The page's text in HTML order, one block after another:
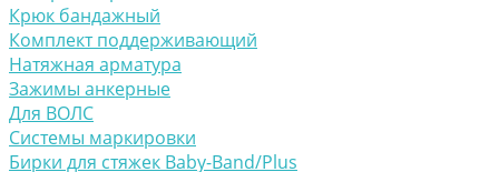
Крюк бандажный
Комплект поддерживающий
Натяжная арматура
Зажимы анкерные
Для ВОЛС
Системы маркировки
Бирки для стяжек Baby-Band/Plus